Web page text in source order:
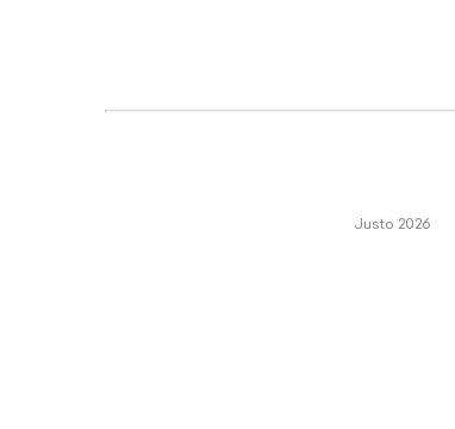
Justo 2026